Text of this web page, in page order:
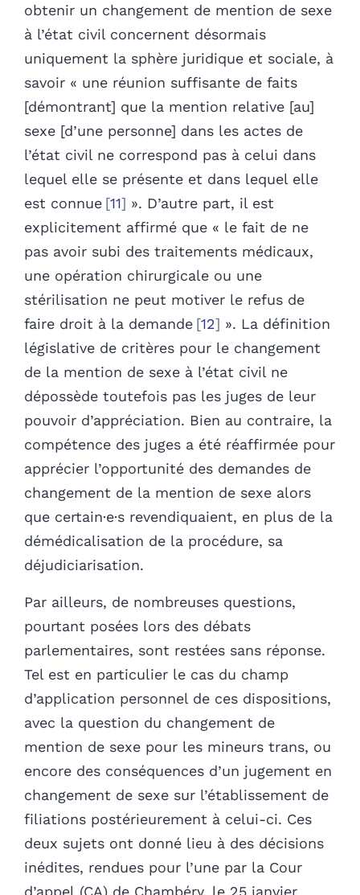
obtenir un changement de mention de sexe
à l’état civil concernent désormais
uniquement la sphère juridique et sociale, à
savoir « une réunion suffisante de faits
[démontrant] que la mention relative [au]
sexe [d’une personne] dans les actes de
l’état civil ne correspond pas à celui dans
lequel elle se présente et dans lequel elle
est connue 11
». D’autre part, il est
explicitement affirmé que « le fait de ne
pas avoir subi des traitements médicaux,
une opération chirurgicale ou une
stérilisation ne peut motiver le refus de
faire droit à la demande 12
». La définition
législative de critères pour le changement
de la mention de sexe à l’état civil ne
dépossède toutefois pas les juges de leur
pouvoir d’appréciation. Bien au contraire, la
compétence des juges a été réaffirmée pour
apprécier l’opportunité des demandes de
changement de la mention de sexe alors
que certain·e·s revendiquaient, en plus de la
démédicalisation de la procédure, sa
déjudiciarisation.
Par ailleurs, de nombreuses questions,
pourtant posées lors des débats
parlementaires, sont restées sans réponse.
Tel est en particulier le cas du champ
d’application personnel de ces dispositions,
avec la question du changement de
mention de sexe pour les mineurs trans, ou
encore des conséquences d’un jugement en
changement de sexe sur l’établissement de
filiations postérieurement à celui-ci. Ces
deux sujets ont donné lieu à des décisions
inédites, rendues pour l’une par la Cour
d’appel (CA) de Chambéry, le 25 janvier